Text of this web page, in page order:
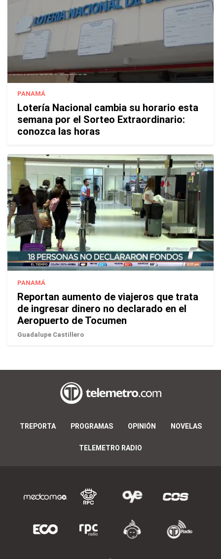
PANAMÁ
Lotería Nacional cambia su horario esta
semana por el Sorteo Extraordinario:
conozca las horas
PANAMÁ
Reportan aumento de viajeros que trata
de ingresar dinero no declarado en el
Aeropuerto de Tocumen
Guadalupe Castillero
TREPORTA PROGRAMAS OPINIÓN NOVELAS
TELEMETRO RADIO